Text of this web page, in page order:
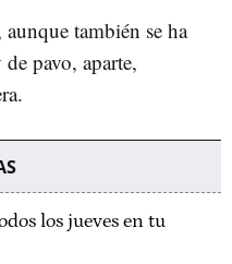
también se ha
pavo, aparte,
los jueves en tu